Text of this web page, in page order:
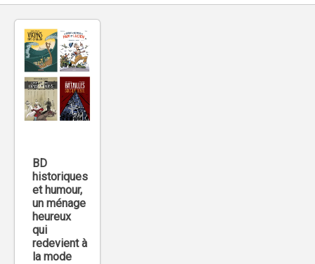
BD
historiques
et humour,
un ménage
heureux
qui
redevient à
la mode